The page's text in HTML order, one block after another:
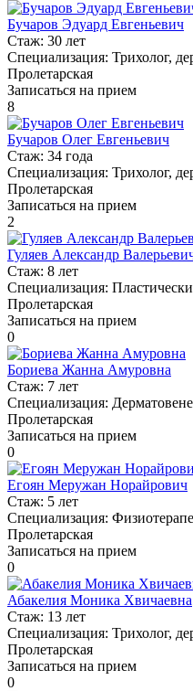
Бучаров Эдуард Евгеньевич
Стаж: 30 лет
Специализация: Трихолог,
Пролетарская
Записаться на прием
8
Бучаров Олег Евгеньевич
Стаж: 34 года
Специализация: Трихолог,
Пролетарская
Записаться на прием
2
Гуляев Александр
Стаж: 8 лет
Специализация:
Пролетарская
Записаться на прием
0
Бориева Жанна Амуровна
Стаж: 7 лет
Специализация:
Пролетарская
Записаться на прием
0
Егоян Меружан Норайрович
Стаж: 5 лет
Специализация:
Пролетарская
Записаться на прием
0
Абакелия Моника Хвичаевна
Стаж: 13 лет
Специализация: Трихолог,
Пролетарская
Записаться на прием
0